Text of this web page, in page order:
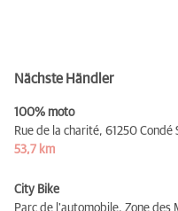
Nächste Händler
100% moto
Rue de la charité, 61250 Condé
53,7 km
City Bike
Parc de l'automobile, Zone des